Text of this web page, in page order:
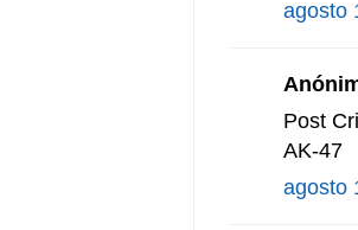
agosto
Post
AK-47
agosto